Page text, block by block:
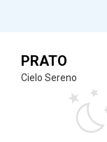
PRATO
Cielo Sereno